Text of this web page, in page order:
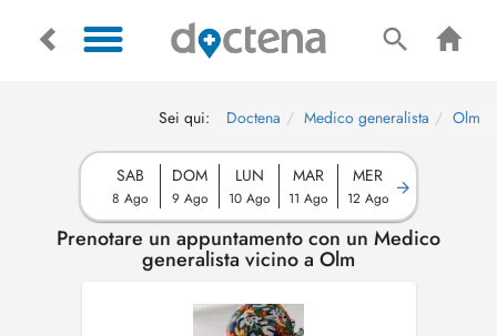
Sei qui: Doctena Medico generalista Olm
SAB
8 Ago
DOM
9 Ago
LUN
10 Ago
MAR
11 Ago
MER
12 Ago
Prenotare un appuntamento con un Medico
generalista vicino a Olm